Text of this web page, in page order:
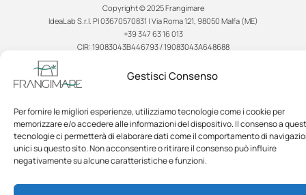
Gestisci Consenso
Per fornire le migliori esperienze, utilizziamo tecnologie come i cookie per
memorizzare e/o accedere alle informazioni del dispositivo. Il consenso a
tecnologie ci permetterà di elaborare dati come il comportamento di
unici su questo sito. Non acconsentire o ritirare il consenso può influire
negativamente su alcune caratteristiche e funzioni.
Copyright © 2025 Frangimare
IdeaLab S.r.l. PI 03670570831 | Via Roma 121, 98050 Malfa (ME)
+39 347 63 16 013
CIR: 19083043B446793 / 19083043A648688
Cookie Policy
Cookie e Privacy internazionale
Termini del Soggiorno
Photos © 40mirrors, Serena Cappelli and Jan Crab.